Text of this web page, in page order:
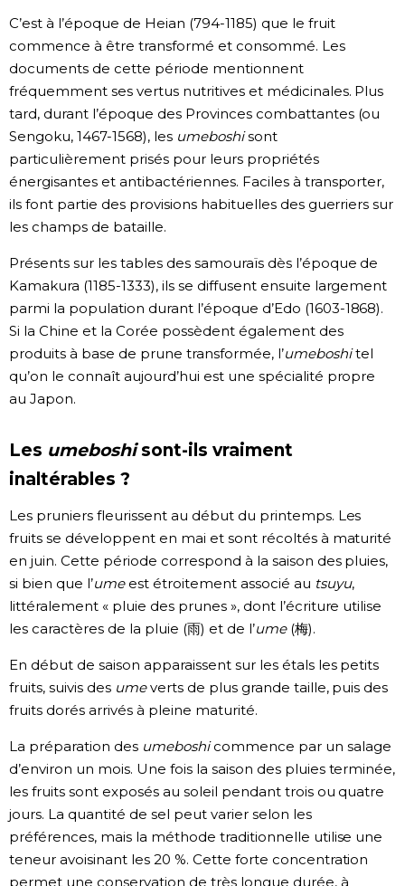
C’est à l’époque de Heian (794-1185) que le fruit
commence à être transformé et consommé. Les
documents de cette période mentionnent
fréquemment ses vertus nutritives et médicinales. Plus
tard, durant l’époque des Provinces combattantes (ou
Sengoku, 1467-1568), les umeboshisont
particulièrement prisés pour leurs propriétés
énergisantes et antibactériennes. Faciles à transporter,
ils font partie des provisions habituelles des guerriers sur
les champs de bataille.
Présents sur les tables des samouraïs dès l’époque de
Kamakura (1185-1333), ils se diffusent ensuite largement
parmi la population durant l’époque d’Edo (1603-1868).
Si la Chine et la Corée possèdent également des
produits à base de prune transformée, l’umeboshitel
qu’on le connaît aujourd’hui est une spécialité propre
au Japon.
Les umeboshisont-ils vraiment
inaltérables ?
Les pruniers fleurissent au début du printemps. Les
fruits se développent en mai et sont récoltés à maturité
en juin. Cette période correspond à la saison des pluies,
si bien que l’umeest étroitement associé au tsuyu,
littéralement « pluie des prunes », dont l’écriture utilise
les caractères de la pluie (雨) et de l’ume(梅).
En début de saison apparaissent sur les étals les petits
fruits, suivis des umeverts de plus grande taille, puis des
fruits dorés arrivés à pleine maturité.
La préparation des umeboshicommence par un salage
d’environ un mois. Une fois la saison des pluies terminée,
les fruits sont exposés au soleil pendant trois ou quatre
jours. La quantité de sel peut varier selon les
préférences, mais la méthode traditionnelle utilise une
teneur avoisinant les 20 %. Cette forte concentration
permet une conservation de très longue durée, à